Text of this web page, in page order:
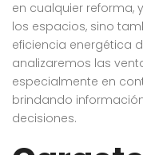
en cualquier reforma,
los espacios, sino
eficiencia energética
analizaremos las
especialmente en
brindando
decisiones.